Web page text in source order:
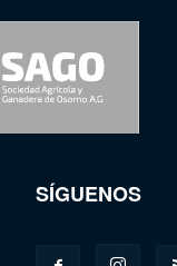
SÍGUENOS